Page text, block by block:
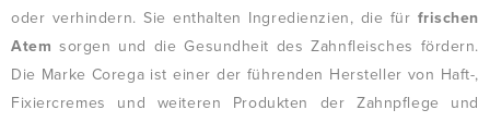
oder verhindern. Sie enthalten Ingredienzien, die für frischen
Atem sorgen und die Gesundheit des Zahnfleisches fördern.
Die Marke Corega ist einer der führenden Hersteller von Haft-,
Fixiercremes und weiteren Produkten der Zahnpflege und